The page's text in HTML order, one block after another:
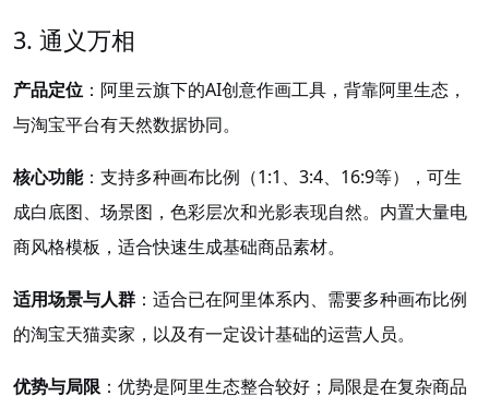
3. 通义万相
产品定位 ：阿里云旗下的AI创意作画工具，背靠阿里生态，
与淘宝平台有天然数据协同。
核心功能：支持多种画布比例（1:1、3:4、16:9等），可生
成白底图、场景图，色彩层次和光影表现自然。内置大量电
商风格模板，适合快速生成基础商品素材。
适用场景与人群 ：适合已在阿里体系内、需要多种画布比例
的淘宝天猫卖家，以及有一定设计基础的运营人员。
优势与局限 ：优势是阿里生态整合较好；局限是在复杂商品